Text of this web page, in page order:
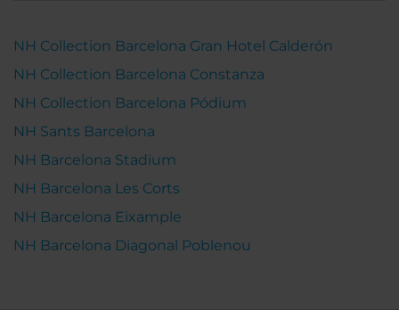
NH Collection Barcelona Gran Hotel Calderón
NH Collection Barcelona Constanza
NH Collection Barcelona Pódium
NH Sants Barcelona
NH Barcelona Stadium
NH Barcelona Les Corts
NH Barcelona Eixample
NH Barcelona Diagonal Poblenou